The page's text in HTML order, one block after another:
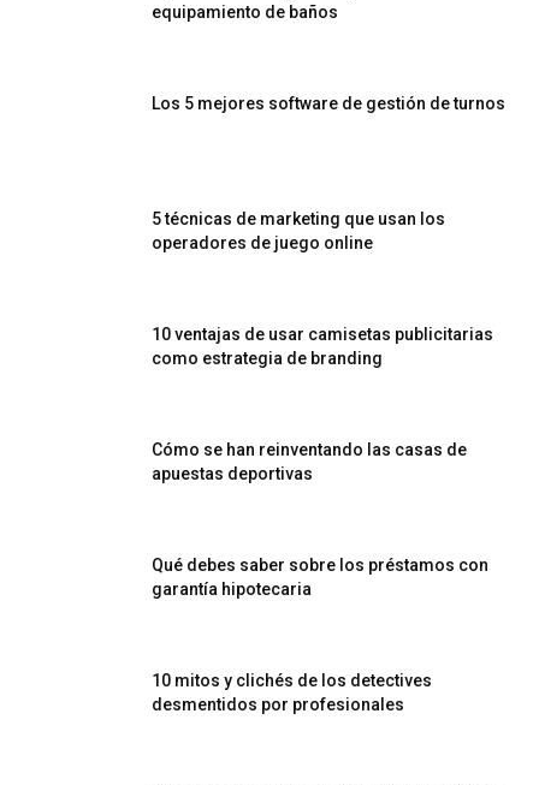
equipamiento de baños
Los 5 mejores software de gestión de turnos
5 técnicas de marketing que usan los
operadores de juego online
10 ventajas de usar camisetas publicitarias
como estrategia de branding
Cómo se han reinventando las casas de
apuestas deportivas
Qué debes saber sobre los préstamos con
garantía hipotecaria
10 mitos y clichés de los detectives
desmentidos por profesionales